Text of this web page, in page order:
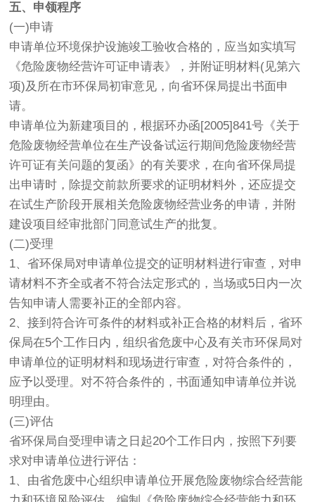
五、申领程序
(一)申请
申请单位环境保护设施竣工验收合格的，应当如实填写
《危险废物经营许可证申请表》，并附证明材料(见第六
项)及所在市环保局初审意见，向省环保局提出书面申
请。
申请单位为新建项目的，根据环办函[2005]841号《关于
危险废物经营单位在生产设备试运行期间危险废物经营
许可证有关问题的复函》的有关要求，在向省环保局提
出申请时，除提交前款所要求的证明材料外，还应提交
在试生产阶段开展相关危险废物经营业务的申请，并附
建设项目经审批部门同意试生产的批复。
(二)受理
1、省环保局对申请单位提交的证明材料进行审查，对申
请材料不齐全或者不符合法定形式的，当场或5日内一次
告知申请人需要补正的全部内容。
2、接到符合许可条件的材料或补正合格的材料后，省环
保局在5个工作日内，组织省危废中心及有关市环保局对
申请单位的证明材料和现场进行审查，对符合条件的，
应予以受理。对不符合条件的，书面通知申请单位并说
明理由。
(三)评估
省环保局自受理申请之日起20个工作日内，按照下列要
求对申请单位进行评估：
1、由省危废中心组织申请单位开展危险废物综合经营能